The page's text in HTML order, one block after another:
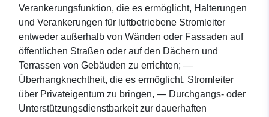
Verankerungsfunktion, die es ermöglicht, Halterungen
und Verankerungen für luftbetriebene Stromleiter
entweder außerhalb von Wänden oder Fassaden auf
öffentlichen Straßen oder auf den Dächern und
Terrassen von Gebäuden zu errichten; —
Überhangknechtheit, die es ermöglicht, Stromleiter
über Privateigentum zu bringen, — Durchgangs- oder
Unterstützungsdienstbarkeit zur dauerhaften